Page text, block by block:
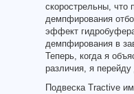
скорострельны, что
демпфирования
эффект
демпфирования в
Теперь, когда я
различия, я
Подвеска Tractive